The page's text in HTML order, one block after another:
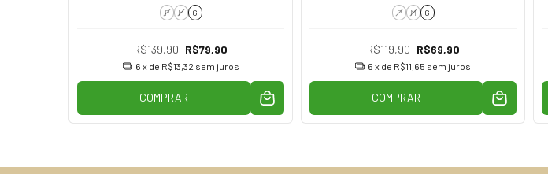
P M G
R$139,90 R$79,90
6 x de R$13,32 sem juros
COMPRAR
P M G
R$119,90 R$69,90
6 x de R$11,65 sem juros
COMPRAR